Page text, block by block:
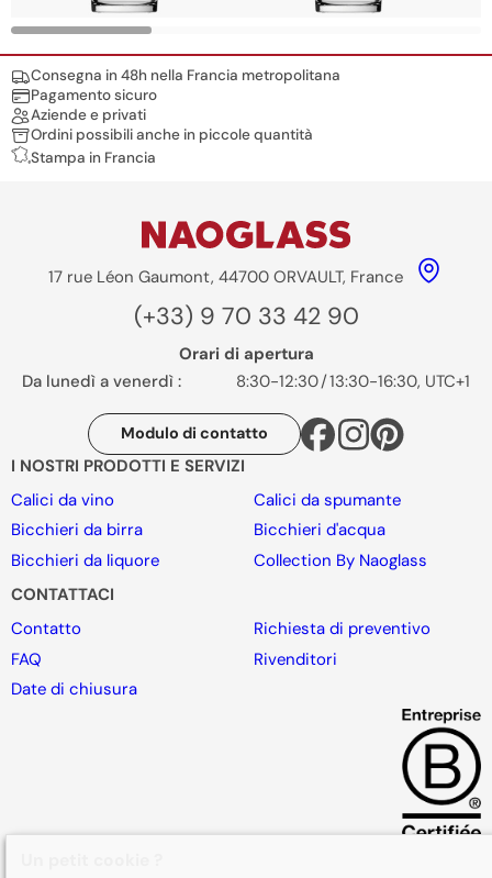
Nos engagements
Consegna in 48h nella Francia metropolitana
Pagamento sicuro
Aziende e privati
Ordini possibili anche in piccole quantità
Stampa in Francia
17 rue Léon Gaumont, 44700 ORVAULT, France
(+33) 9 70 33 42 90
Orari di apertura
Da lunedì a venerdì :
8:30-12:30/13:30-16:30, UTC+1
Modulo di contatto
I NOSTRI PRODOTTI E SERVIZI
Calici da vino
Calici da spumante
Bicchieri da birra
Bicchieri d'acqua
Bicchieri da liquore
Collection By Naoglass
CONTATTACI
Contatto
Richiesta di preventivo
FAQ
Rivenditori
Date di chiusura